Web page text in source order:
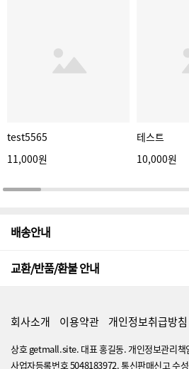
test5565
11,000원
테스트
10,000원
배송안내
교환/반품/환불 안내
회사소개 이용약관 개인정보취급방침
상호 getmall.site. 대표 홍길동. 개인정보관리책
사업자등록번호 5048183972. 통신판매신고 수